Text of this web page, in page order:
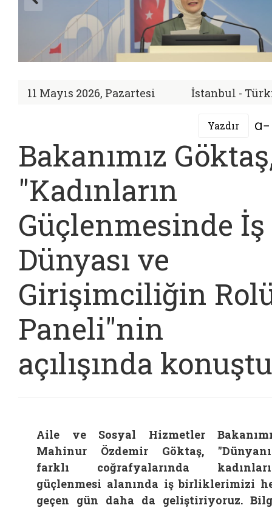
11 Mayıs 2026, Pazartesi İstanbul -
Yazdır
Bakanımız
"Kadınların
Güçlenmesinde İş
Dünyası ve
Girişimciliğin
Paneli"nin
açılışında
Aile ve Sosyal Hizmetler
Mahinur Özdemir Göktaş,
farklı coğrafyalarında
güçlenmesi alanında iş birliklerimizi
geçen gün daha da geliştiriyoruz.